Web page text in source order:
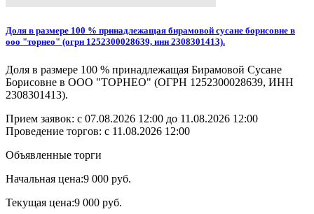
Доля в размере 100 % принадлежащая бирамовой сусане борисовне в
ооо "торнео" (огрн 1252300028639, инн 2308301413).
Доля в размере 100 % принадлежащая Бирамовой Сусане
Борисовне в ООО "ТОРНЕО" (ОГРН 1252300028639, ИНН
2308301413).
Прием заявок: с 07.08.2026 12:00 до 11.08.2026 12:00
Проведение торгов: с 11.08.2026 12:00
Объявленные торги
Начальная цена:9 000 руб.
Текущая цена:9 000 руб.